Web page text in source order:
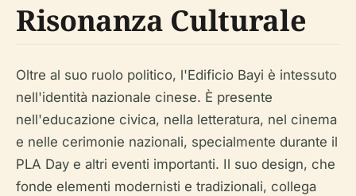
Risonanza Culturale
Oltre al suo ruolo politico, l'Edificio Bayi è intessuto
nell'identità nazionale cinese. È presente
nell'educazione civica, nella letteratura, nel cinema
e nelle cerimonie nazionali, specialmente durante il
PLA Day e altri eventi importanti. Il suo design, che
fonde elementi modernisti e tradizionali, collega